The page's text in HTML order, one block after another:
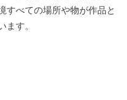
すべての場所や物が作品と
す。